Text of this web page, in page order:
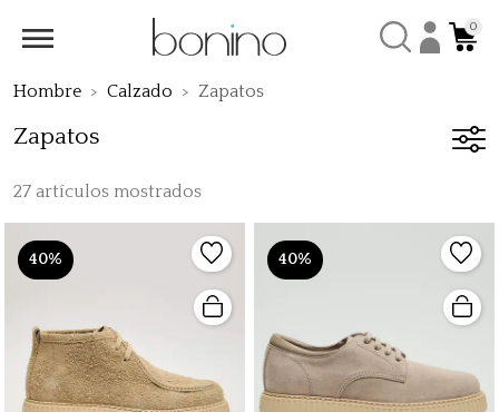
0
Hombre Calzado Zapatos
Zapatos
27 artículos mostrados
40% 40%